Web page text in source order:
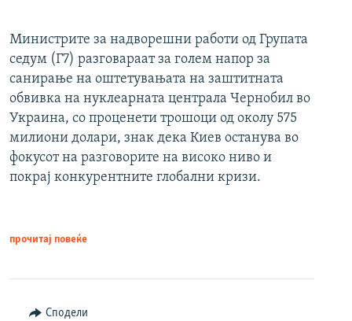
Министрите за надворешни работи од Групата
седум (Г7) разговараат за голем напор за
санирање на оштетувањата на заштитната
обвивка на нуклеарната централа Чернобил во
Украина, со проценети трошоци од околу 575
милиони долари, знак дека Киев останува во
фокусот на разговорите на високо ниво и
покрај конкурентните глобални кризи.
прочитај повеќе
Сподели